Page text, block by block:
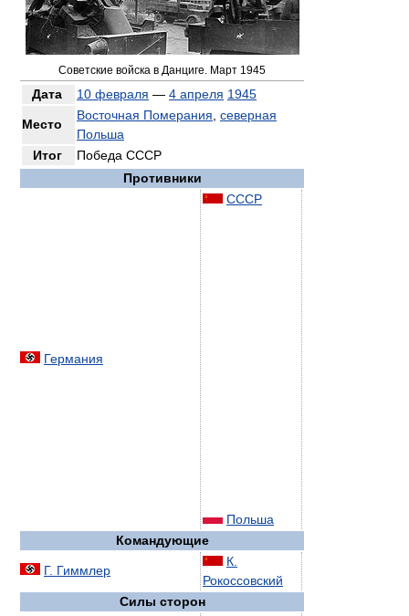
Советские войска в Данциге. Март 1945
Дата 10 февраля — 4 апреля 1945
Место
Восточная Померания, северная
Польша
Итог
Победа СССР
Противники
Германия
СССР
Польша
Командующие
Г. Гиммлер
К.
Рокоссовский
Силы сторон